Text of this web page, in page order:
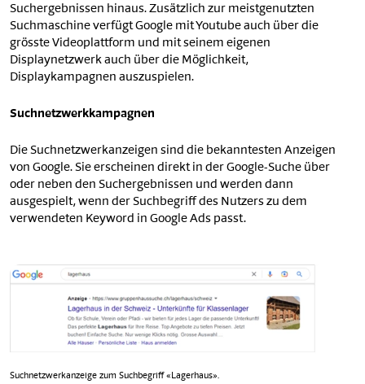
Suchergebnissen hinaus. Zusätzlich zur meistgenutzten
Suchmaschine verfügt Google mit Youtube auch über die
grösste Videoplattform und mit seinem eigenen
Displaynetzwerk auch über die Möglichkeit,
Displaykampagnen auszuspielen.
Suchnetzwerkkampagnen
Die Suchnetzwerkanzeigen sind die bekanntesten Anzeigen
von Google. Sie erscheinen direkt in der Google-Suche über
oder neben den Suchergebnissen und werden dann
ausgespielt, wenn der Suchbegriff des Nutzers zu dem
verwendeten Keyword in Google Ads passt.
Suchnetzwerkanzeige zum Suchbegriff «Lagerhaus».